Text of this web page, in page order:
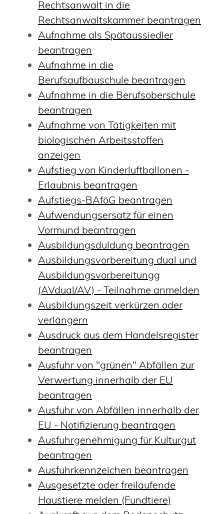
Rechtsanwalt in die
Rechtsanwaltskammer beantragen
Aufnahme als Spätaussiedler
beantragen
Aufnahme in die
Berufsaufbauschule beantragen
Aufnahme in die Berufsoberschule
beantragen
Aufnahme von Tätigkeiten mit
biologischen Arbeitsstoffen
anzeigen
Aufstieg von Kinderluftballonen -
Erlaubnis beantragen
Aufstiegs-BAföG beantragen
Aufwendungsersatz für einen
Vormund beantragen
Ausbildungsduldung beantragen
Ausbildungsvorbereitung dual und
Ausbildungsvorbereitungg
(AVdual/AV) - Teilnahme anmelden
Ausbildungszeit verkürzen oder
verlängern
Ausdruck aus dem Handelsregister
beantragen
Ausfuhr von "grünen" Abfällen zur
Verwertung innerhalb der EU
beantragen
Ausfuhr von Abfällen innerhalb der
EU - Notifizierung beantragen
Ausfuhrgenehmigung für Kulturgut
beantragen
Ausfuhrkennzeichen beantragen
Ausgesetzte oder freilaufende
Haustiere melden (Fundtiere)